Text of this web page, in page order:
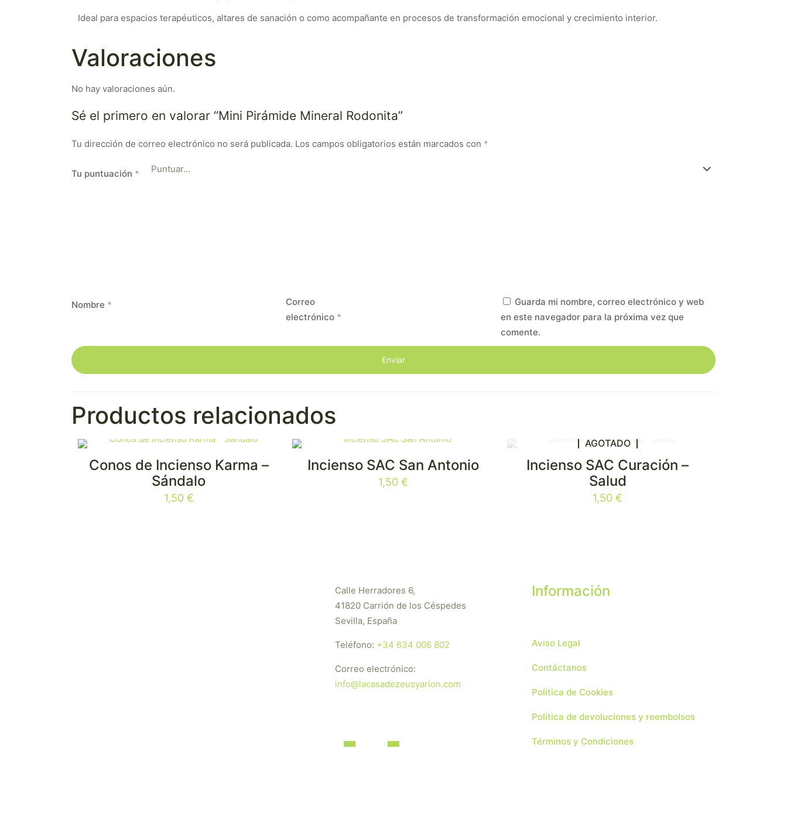
Ideal para espacios terapéuticos, altares de sanación o como acompañante en procesos de transformación emocional y crecimiento interior.
Valoraciones
No hay valoraciones aún.
Sé el primero en valorar “Mini Pirámide Mineral Rodonita”
Tu dirección de correo electrónico no será publicada. Los campos obligatorios están marcados con *
Tu puntuación *
Nombre *
Correo
electrónico *
Guarda mi nombre, correo electrónico y web
en este navegador para la próxima vez que
comente.
Productos relacionados
Conos de Incienso Karma –
Sándalo
1,50 €
Incienso SAC San Antonio
1,50 €
AGOTADO
Incienso SAC Curación –
Salud
1,50€
Calle Herradores 6,
41820 Carrión de los Céspedes
Sevilla, España
Teléfono: +34 634 006 802
Correo electrónico:
info@lacasadezeusyarion.com
Información
Aviso Legal
Contáctanos
Política de Cookies
Política de devoluciones y reembolsos
Términos y Condiciones